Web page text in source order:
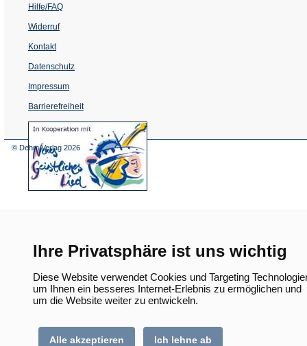
Ihre Privatsphäre ist uns wichtig
Diese Website verwendet Cookies und Targeting
um Ihnen ein besseres Internet-Erlebnis zu ermöglichen und
um die Website weiter zu entwickeln.
Alle akzeptieren Ich lehne ab
Hilfe/FAQ
Widerruf
Kontakt
Datenschutz
Impressum
Barrierefreiheit
(Öffnet
in
© Dehm Verlag 2026